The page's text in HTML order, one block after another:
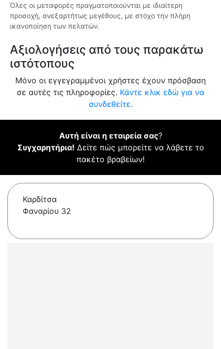
Όλες οι μεταφορές πραγματοποιούνται με ιδιαίτερη
προσοχή, ανεξαρτήτως μεγέθους, με στόχο την πλήρη
ικανοποίηση των πελατών.
Αξιολογήσεις από τους παρακάτω
ιστότοπους
Μόνο οι εγγεγραμμένοι χρήστες έχουν πρόσβαση
σε αυτές τις πληροφορίες. Κάντε κλικ εδώ για να
συνδεθείτε.
Αυτή είναι η εταιρεία σας?
Συγχαρητήρια! Δείτε πώς μπορείτε να λάβετε το
πακέτο βραβείων!
Καρδίτσα
Φαναρίου 32